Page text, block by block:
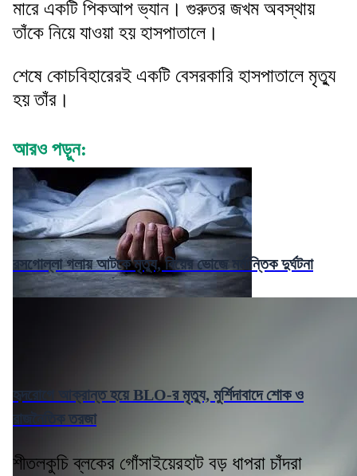
মারে একটি পিকআপ ভ্যান। গুরুতর জখম অবস্থায়
তাঁকে নিয়ে যাওয়া হয় হাসপাতালে।
শেষে কোচবিহারেরই একটি বেসরকারি হাসপাতালে মৃত্যু
হয় তাঁর।
আরও পড়ুন:
রসগোল্লা গলায় আটকে মৃত্যু, বিয়ের ভোজে মর্মান্তিক দুর্ঘটনা
হৃদরোগে আক্রান্ত হয়ে BLO-র মৃত্যু, মুর্শিদাবাদে শোক ও
রাজনৈতিক তরজা
শীতলকুচি ব্লকের গোঁসাইয়েরহাট বড় ধাপরা চাঁদরা